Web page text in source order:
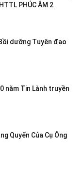
PHÚC ÂM 2
dưỡng Tuyên đạo
năm Tin Lành truyền
Quyến Của Cụ Ông